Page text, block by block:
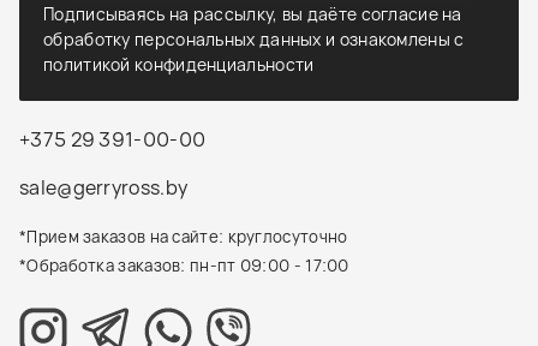
+375 29 391-00-00
sale@gerryross.by
*Прием заказов на сайте: круглосуточно
*Обработка заказов: пн-пт 09:00 - 17:00
Подписываясь на рассылку, вы даёте согласие на
обработку персональных данных и ознакомлены с
политикой конфиденциальности